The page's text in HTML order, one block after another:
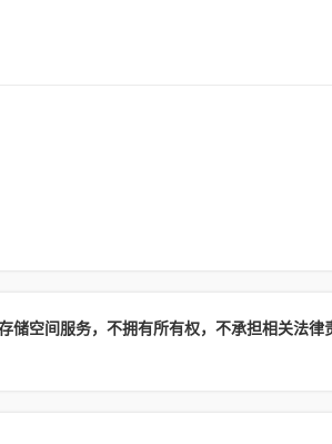
储空间服务，不拥有所有权，不承担相关法律